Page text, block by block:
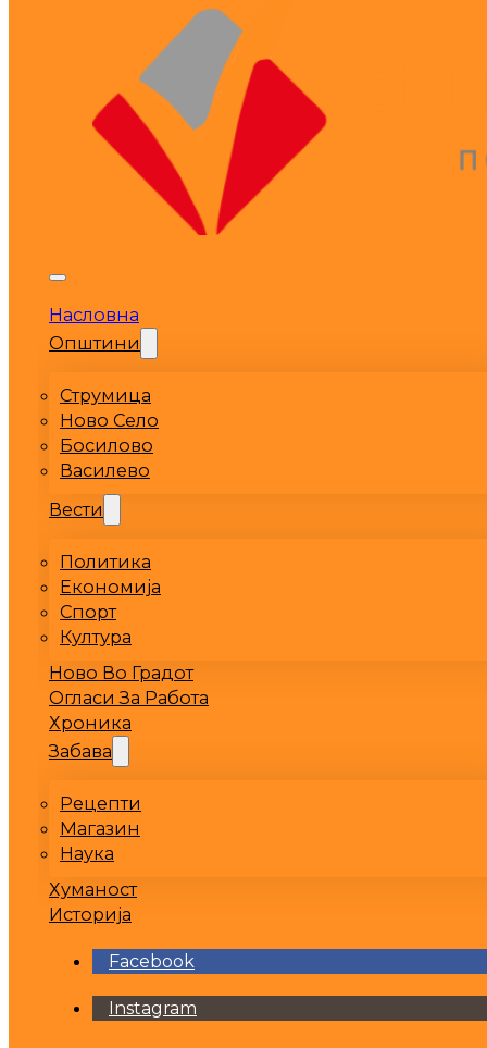
Насловна
Општини
Струмица
Ново Село
Босилово
Василево
Вести
Политика
Економија
Спорт
Култура
Ново Во Градот
Огласи За Работа
Хроника
Забава
Рецепти
Магазин
Наука
Хуманост
Историја
Facebook
Instagram